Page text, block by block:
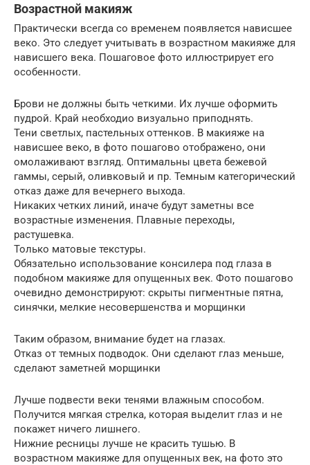
Возрастной макияж
Практически всегда со временем появляется нависшее
веко. Это следует учитывать в возрастном макияже для
нависшего века. Пошаговое фото иллюстрирует его
особенности.
Брови не должны быть четкими. Их лучше оформить
пудрой. Край необходио визуально приподнять.
Тени светлых, пастельных оттенков. В макияже на
нависшее веко, в фото пошагово отображено, они
омолаживают взгляд. Оптимальны цвета бежевой
гаммы, серый, оливковый и пр. Темным категорический
отказ даже для вечернего выхода.
Никаких четких линий, иначе будут заметны все
возрастные изменения. Плавные переходы,
растушевка.
Только матовые текстуры.
Обязательно использование консилера под глаза в
подобном макияже для опущенных век. Фото пошагово
очевидно демонстрируют: скрыты пигментные пятна,
синячки, мелкие несовершенства и морщинки
Таким образом, внимание будет на глазах.
Отказ от темных подводок. Они сделают глаз меньше,
сделают заметней морщинки
Лучше подвести веки тенями влажным способом.
Получится мягкая стрелка, которая выделит глаз и не
покажет ничего лишнего.
Нижние ресницы лучше не красить тушью. В
возрастном макияже для опущенных век, на фото это